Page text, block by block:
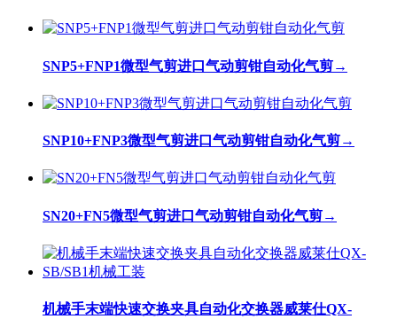
SNP5+FNP1微型气剪进口气动剪钳自动化气剪→
SNP10+FNP3微型气剪进口气动剪钳自动化气剪→
SN20+FN5微型气剪进口气动剪钳自动化气剪→
机械手末端快速交换夹具自动化交换器威莱仕QX-